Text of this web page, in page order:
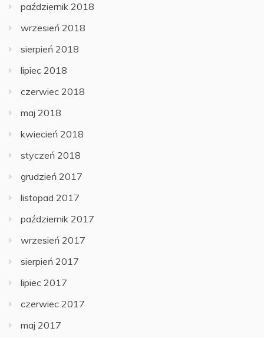
październik 2018
wrzesień 2018
sierpień 2018
lipiec 2018
czerwiec 2018
maj 2018
kwiecień 2018
styczeń 2018
grudzień 2017
listopad 2017
październik 2017
wrzesień 2017
sierpień 2017
lipiec 2017
czerwiec 2017
maj 2017